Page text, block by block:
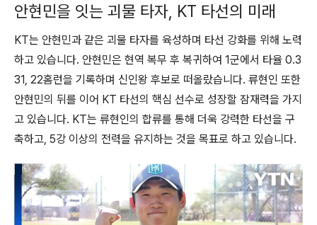
안현민을 잇는 괴물 타자, KT 타선의 미래
KT는 안현민과 같은 괴물 타자를 육성하며 타선 강화를 위해 노력
하고 있습니다. 안현민은 현역 복무 후 복귀하여 1군에서 타율 0.3
31, 22홈런을 기록하며 신인왕 후보로 떠올랐습니다. 류현인 또한
안현민의 뒤를 이어 KT 타선의 핵심 선수로 성장할 잠재력을 가지
고 있습니다. KT는 류현인의 합류를 통해 더욱 강력한 타선을 구
축하고, 5강 이상의 전력을 유지하는 것을 목표로 하고 있습니다.